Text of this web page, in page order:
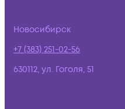
Новосибирск
+7 (383) 251-02-56
630112, ул. Гоголя, 51